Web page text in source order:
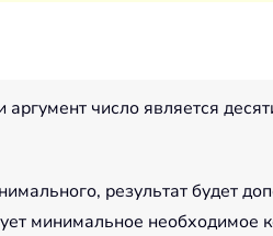
число является
результат будет
минимальное необходимое